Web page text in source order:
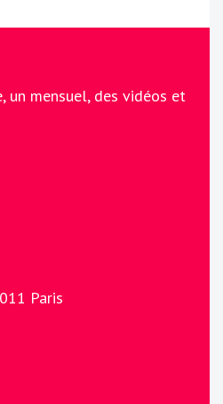
un mensuel, des vidéos et
Paris
sur Youtube